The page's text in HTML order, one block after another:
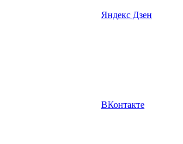
Яндекс Дзен
ВКонтакте